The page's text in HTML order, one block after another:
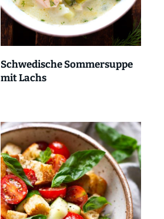
Schwedische Sommersuppe
mit Lachs